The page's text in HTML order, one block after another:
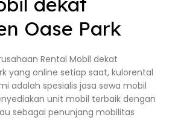
Oase Park
Rental Mobil dekat
yang online setiap saat, kulorental
adalah spesialis jasa sewa mobil
unit mobil terbaik dengan
sebagai penunjang mobilitas